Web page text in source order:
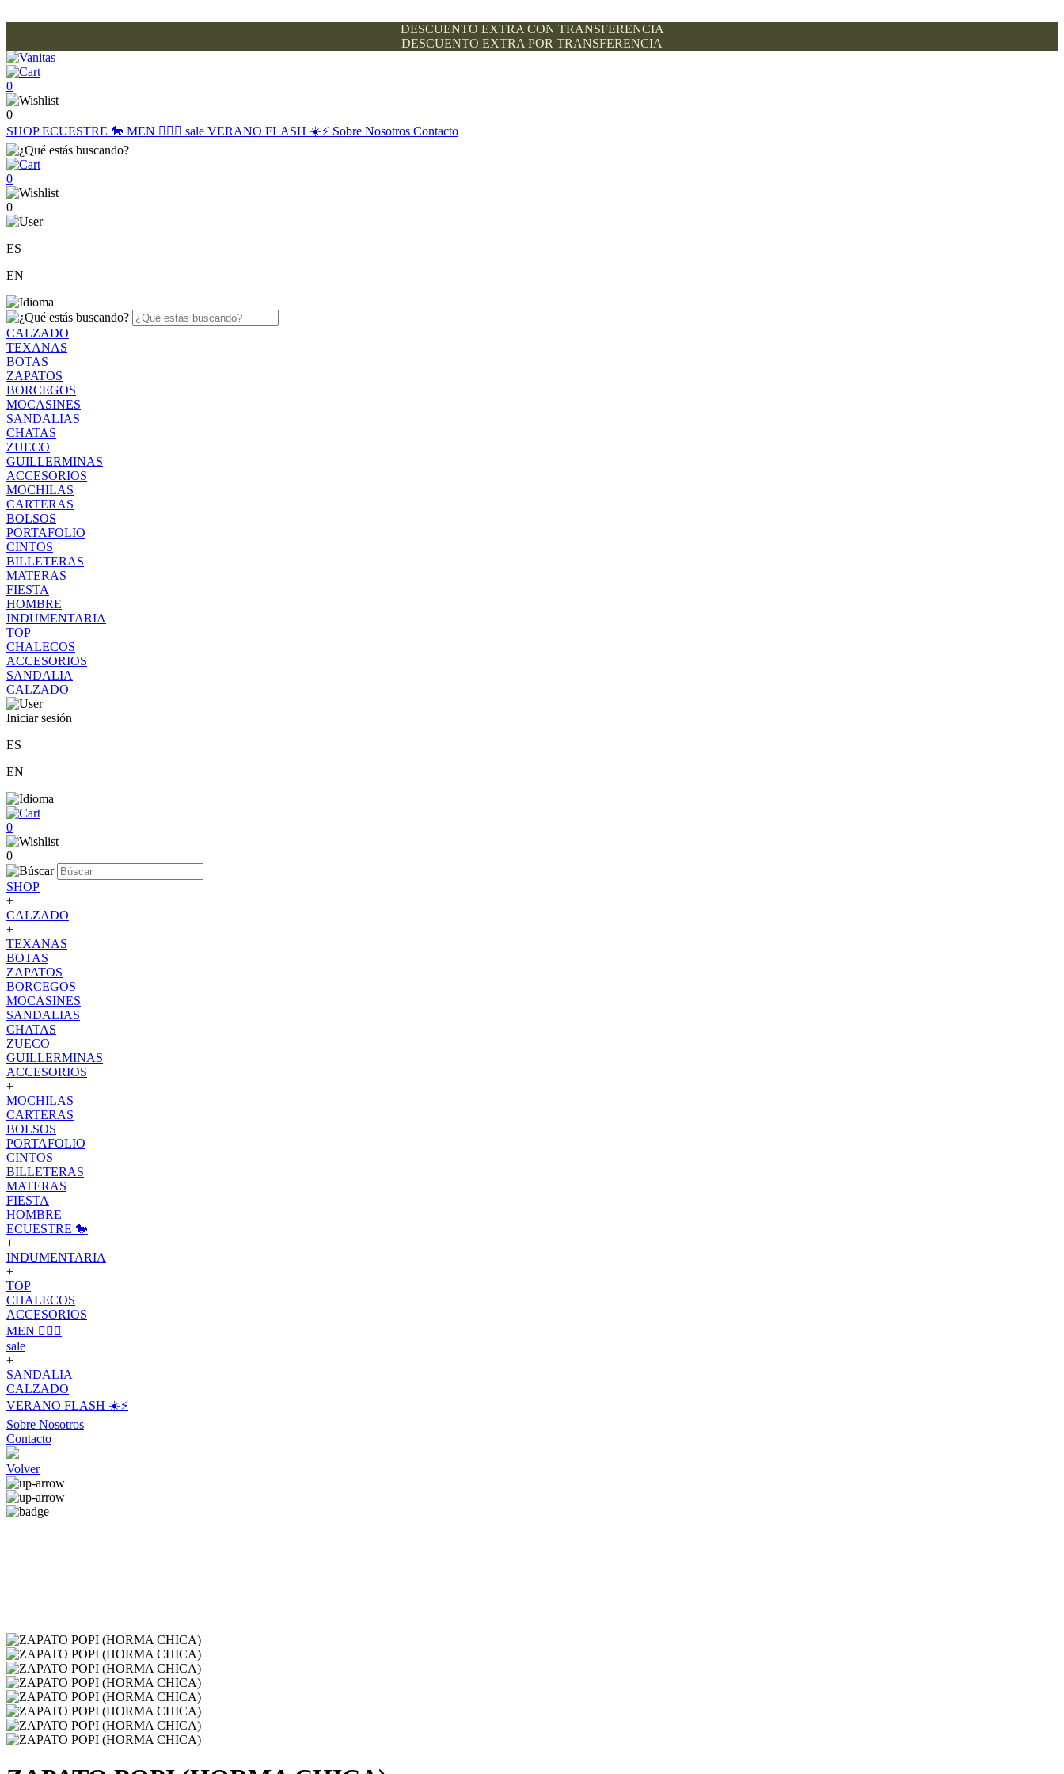
DESCUENTO EXTRA CON TRANSFERENCIA
DESCUENTO EXTRA POR TRANSFERENCIA
0
0
SHOPECUESTRE 🐎 MEN 🙋🏽‍♂️ sale VERANO FLASH ☀️⚡️ Sobre Nosotros Contacto
0
0
ES
EN
CALZADO
TEXANAS
BOTAS
ZAPATOS
BORCEGOS
MOCASINES
SANDALIAS
CHATAS
ZUECO
GUILLERMINAS
ACCESORIOS
MOCHILAS
CARTERAS
BOLSOS
PORTAFOLIO
CINTOS
BILLETERAS
MATERAS
FIESTA
HOMBRE
INDUMENTARIA
TOP
CHALECOS
ACCESORIOS
SANDALIA
CALZADO
Iniciar sesión
ES
EN
0
0
SHOP
+
CALZADO
+
TEXANAS
BOTAS
ZAPATOS
BORCEGOS
MOCASINES
SANDALIAS
CHATAS
ZUECO
GUILLERMINAS
ACCESORIOS
+
MOCHILAS
CARTERAS
BOLSOS
PORTAFOLIO
CINTOS
BILLETERAS
MATERAS
FIESTA
HOMBRE
ECUESTRE 🐎
+
INDUMENTARIA
+
TOP
CHALECOS
ACCESORIOS
MEN 🙋🏽‍♂️
sale
+
SANDALIA
CALZADO
VERANO FLASH ☀️⚡️
Sobre Nosotros
Contacto
Volver